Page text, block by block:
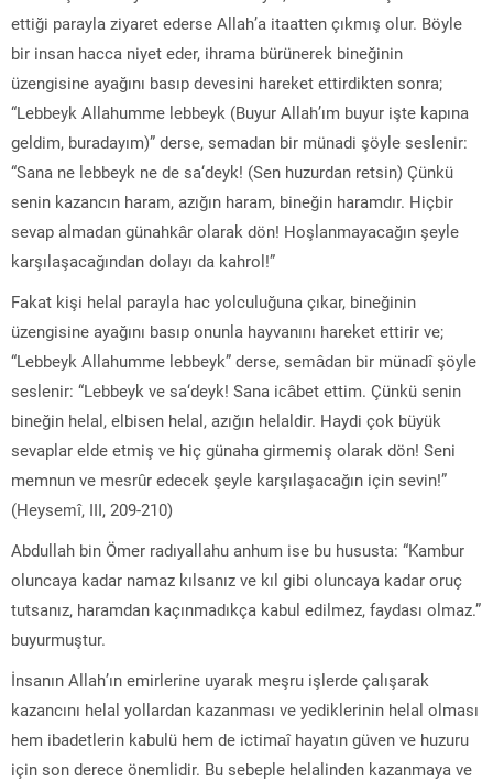
ettiği parayla ziyaret ederse Allah’a itaatten çıkmış olur. Böyle
bir insan hacca niyet eder, ihrama bürünerek bineğinin
üzengisine ayağını basıp devesini hareket ettirdikten sonra;
“Lebbeyk Allahumme lebbeyk (Buyur Allah’ım buyur işte kapına
geldim, buradayım)” derse, semadan bir münadi şöyle seslenir:
“Sana ne lebbeyk ne de sa‘deyk! (Sen huzurdan retsin) Çünkü
senin kazancın haram, azığın haram, bineğin haramdır. Hiçbir
sevap almadan günahkâr olarak dön! Hoşlanmayacağın şeyle
karşılaşacağından dolayı da kahrol!”
Fakat kişi helal parayla hac yolculuğuna çıkar, bineğinin
üzengisine ayağını basıp onunla hayvanını hareket ettirir ve;
“Lebbeyk Allahumme lebbeyk” derse, semâdan bir münadî şöyle
seslenir: “Lebbeyk ve sa‘deyk! Sana icâbet ettim. Çünkü senin
bineğin helal, elbisen helal, azığın helaldir. Haydi çok büyük
sevaplar elde etmiş ve hiç günaha girmemiş olarak dön! Seni
memnun ve mesrûr edecek şeyle karşılaşacağın için sevin!”
(Heysemî, III, 209-210)
Abdullah bin Ömer radıyallahu anhum ise bu hususta: “Kambur
oluncaya kadar namaz kılsanız ve kıl gibi oluncaya kadar oruç
tutsanız, haramdan kaçınmadıkça kabul edilmez, faydası olmaz.”
buyurmuştur.
İnsanın Allah’ın emirlerine uyarak meşru işlerde çalışarak
kazancını helal yollardan kazanması ve yediklerinin helal olması
hem ibadetlerin kabulü hem de ictimaî hayatın güven ve huzuru
için son derece önemlidir. Bu sebeple helalinden kazanmaya ve